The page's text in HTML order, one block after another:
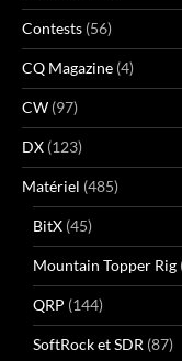
Contests (56)
CQ Magazine (4)
CW (97)
DX (123)
Matériel (485)
BitX (45)
Mountain Topper Rig
QRP (144)
SoftRock et SDR (87)